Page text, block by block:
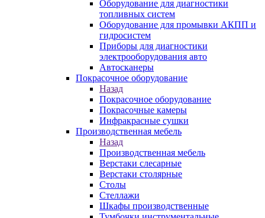
Оборудование для диагностики
топливных систем
Оборудование для промывки АКПП и
гидросистем
Приборы для диагностики
электрооборудования авто
Автосканеры
Покрасочное оборудование
Назад
Покрасочное оборудование
Покрасочные камеры
Инфракрасные сушки
Производственная мебель
Назад
Производственная мебель
Верстаки слесарные
Верстаки столярные
Столы
Стеллажи
Шкафы производственные